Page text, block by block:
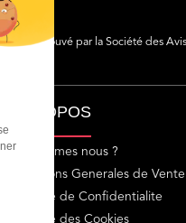
approuvé par la Société des
À PROPOS
Qui sommes nous ?
Conditions Generales de Vente
Politique de Confidentialite
Politique des Cookies